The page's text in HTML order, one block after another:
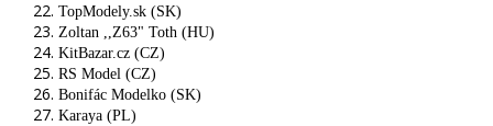
TopModely.sk (SK)
Zoltan ,,Z63" Toth (HU)
KitBazar.cz (CZ)
RS Model (CZ)
Bonifác Modelko (SK)
Karaya (PL)